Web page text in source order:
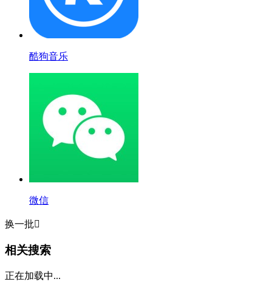
酷狗音乐
微信
换一批
相关搜索
正在加载中...